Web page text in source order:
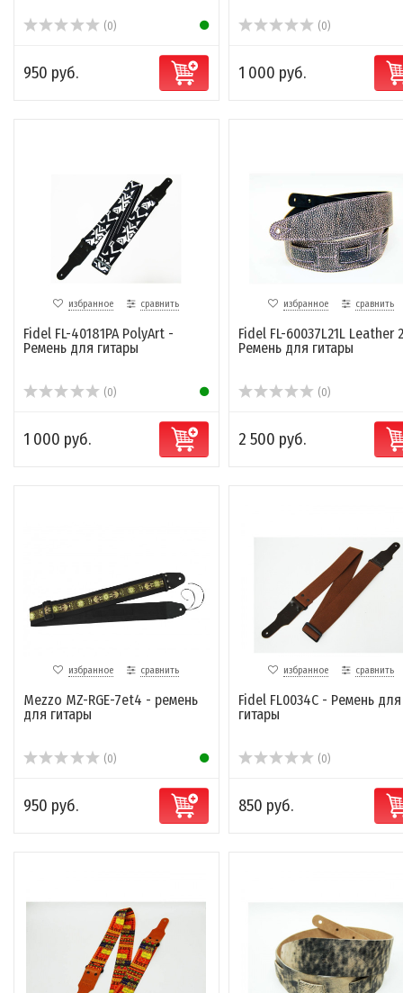
(0)
950 руб.
(0)
1 000 руб.
избранное сравнить
Fidel FL-40181PA PolyArt -
Ремень для гитары
(0)
1 000 руб.
избранное сравнить
Fidel FL-60037L21L Leather
Ремень для гитары
(0)
2 500 руб.
избранное сравнить
Mezzo MZ-RGE-7et4 - ремень
для гитары
(0)
950 руб.
избранное сравнить
Fidel FL0034C - Ремень для
гитары
(0)
850 руб.